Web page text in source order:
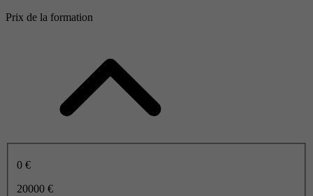
Prix de la formation
0 €
20000 €